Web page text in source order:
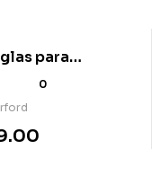
para
el mundo
0